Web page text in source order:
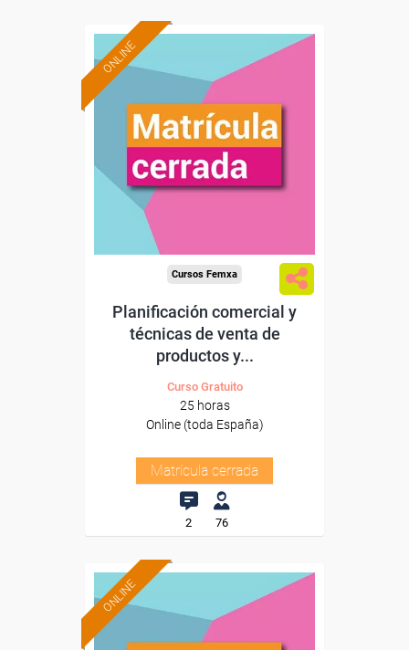
ONLINE
Cursos Femxa
Planificación comercial y
técnicas de venta de
productos y...
Curso Gratuito
25 horas
Online (toda España)
Matrícula cerrada
2 76
ONLINE